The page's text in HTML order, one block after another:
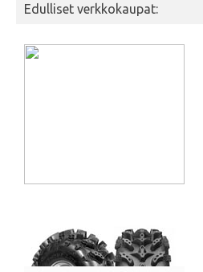
Edulliset verkkokaupat: